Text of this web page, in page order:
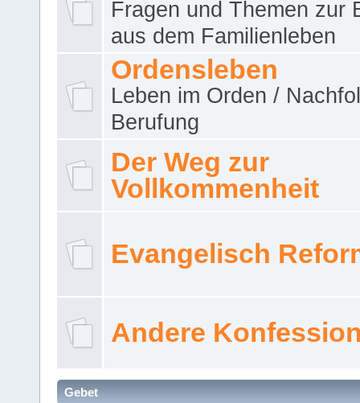
Fragen und Themen zur
aus dem Familienleben
Ordensleben
Leben im Orden /
Berufung
Der Weg zur
Vollkommenheit
Evangelisch
Andere
Gebet